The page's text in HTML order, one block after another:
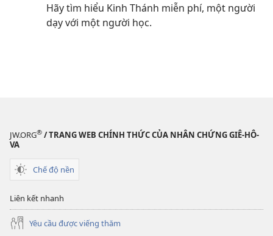
Hãy tìm hiểu Kinh Thánh miễn phí, một người
dạy với một người học.
JW.ORG® / TRANG WEB CHÍNH THỨC CỦA NHÂN CHỨNG GIÊ-HÔ-
VA
Chế độ nền
Liên kết nhanh
Yêu cầu được viếng thăm